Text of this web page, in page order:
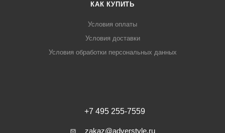
КАК КУПИТЬ
Условия оплаты
Условия доставки
Условия обработки персональных данных
+7 495 255-7559
zakaz@adverstyle.ru